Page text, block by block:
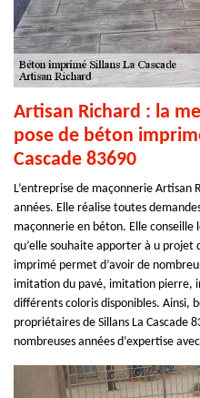
Artisan Richard : la
pose de béton
Cascade 83690
L’entreprise de maçonnerie Artisan
années. Elle réalise toutes
maçonnerie en béton. Elle
qu’elle souhaite apporter à u projet
imprimé permet d’avoir de
imitation du pavé, imitation pierre,
différents coloris disponibles. Ainsi,
propriétaires de Sillans La Cascade
nombreuses années d’expertise